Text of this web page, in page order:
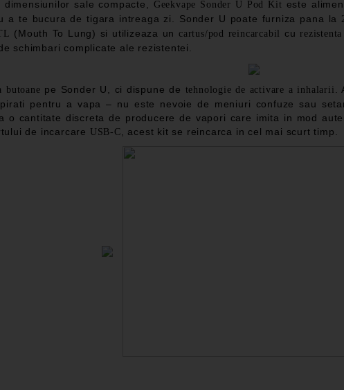
dimensiunilor sale compacte, Geekvape Sonder U Pod Kit este
a te bucura de tigara intreaga zi. Sonder U poate furniza pana la
(Mouth To Lung) si utilizeaza un cartus/pod reincarcabil cu
schimbari complicate ale rezistentei.
butoane pe Sonder U, ci dispune de tehnologie de activare a inhalarii
pentru a vapa – nu este nevoie de meniuri confuze sau
o cantitate discreta de producere de vapori care imita in mod
de incarcare USB-C , acest kit se reincarca in cel mai scurt timp.